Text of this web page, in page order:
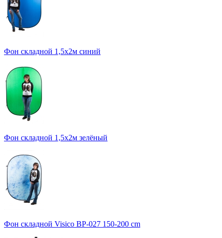
Фон складной 1,5х2м синий
Фон складной 1,5х2м зелёный
Фон складной Visico BP-027 150-200 cm